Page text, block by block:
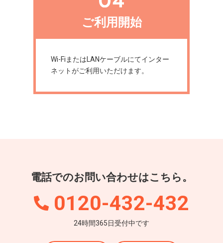
ご利用開始
Wi-FiまたはLANケーブルにてインター
ネットがご利用いただけます。
電話でのお問い合わせはこちら。
0120-432-432
24時間365日受付中です